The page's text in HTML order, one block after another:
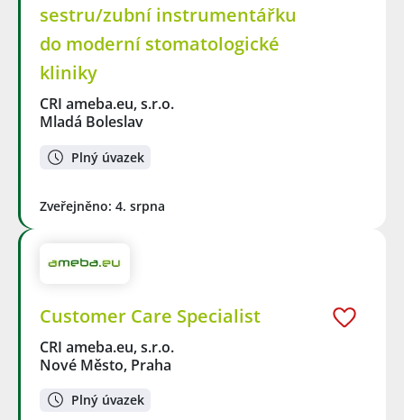
sestru/zubní instrumentářku
do moderní stomatologické
kliniky
CRI ameba.eu, s.r.o.
Mladá Boleslav
Plný úvazek
Zveřejněno: 4. srpna
Customer Care Specialist
CRI ameba.eu, s.r.o.
Nové Město, Praha
Plný úvazek